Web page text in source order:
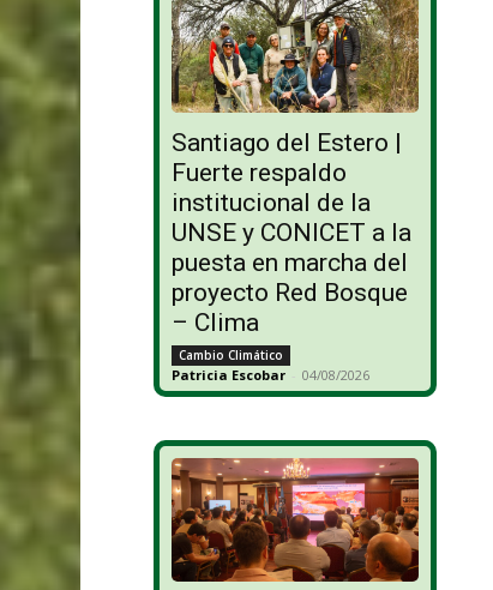
Santiago del Estero |
Fuerte respaldo
institucional de la
UNSE y CONICET a la
puesta en marcha del
proyecto Red Bosque
– Clima
Cambio Climático
Patricia Escobar - 04/08/2026